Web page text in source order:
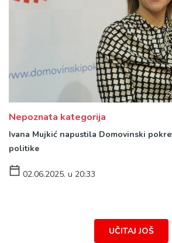
Nepoznata kategorija
Ivana Mujkić napustila Domovinski
politike
02.06.2025. u 20:33
UČITAJ JOŠ